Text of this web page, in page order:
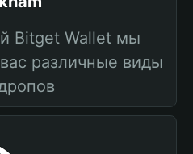
Bitget Wallet мы
различные виды